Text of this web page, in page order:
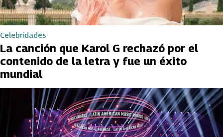
Celebridades
La canción que Karol G rechazó por el
contenido de la letra y fue un éxito
mundial